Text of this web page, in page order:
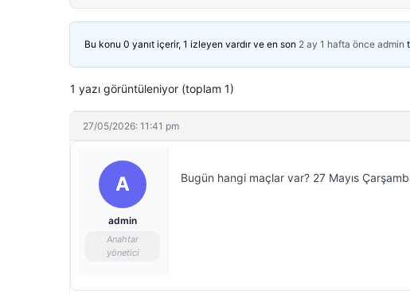
Bu konu 0 yanıt içerir, 1 izleyen vardır ve en son 2 ay 1 hafta önce admin
1 yazı görüntüleniyor (toplam 1)
27/05/2026: 11:41 pm
A
admin
Anahtar
yönetici
Bugün hangi maçlar var? 27 Mayıs